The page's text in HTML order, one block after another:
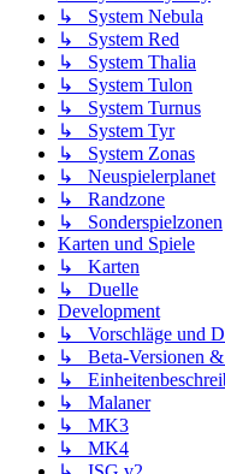
↳ System Nebula
↳ System Red
↳ System Thalia
↳ System Tulon
↳ System Turnus
↳ System Tyr
↳ System Zonas
↳ Neuspielerplanet
↳ Randzone
↳ Sonderspielzonen
Karten und Spiele
↳ Karten
↳ Duelle
Development
↳ Vorschläge und
↳ Beta-Versionen &
↳
↳ Malaner
↳ MK3
↳ MK4